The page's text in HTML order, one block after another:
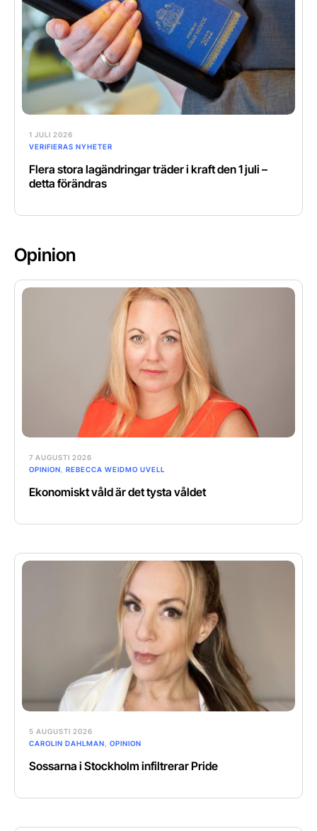
1 JULI 2026
VERIFIERAS NYHETER
Flera stora lagändringar träder i kraft den 1 juli –
detta förändras
Opinion
7 AUGUSTI 2026
OPINION
REBECCA WEIDMO UVELL
Ekonomiskt våld är det tysta våldet
5 AUGUSTI 2026
CAROLIN DAHLMAN
OPINION
Sossarna i Stockholm infiltrerar Pride